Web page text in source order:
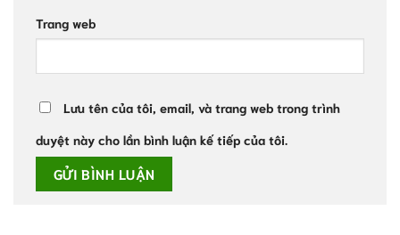
Trang web
Lưu tên của tôi, email, và trang web trong trình
duyệt này cho lần bình luận kế tiếp của tôi.